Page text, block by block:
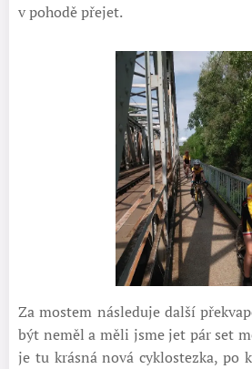
v pohodě přejet.
Za mostem následuje další
být neměl a měli jsme jet pár set
je tu krásná nová cyklostezka, po